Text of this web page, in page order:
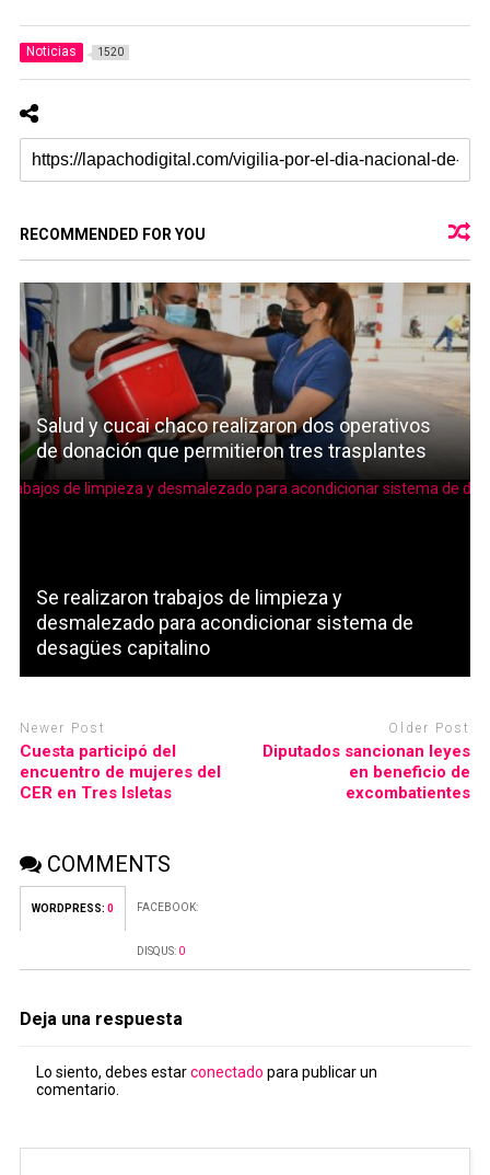
Noticias 1520
RECOMMENDED FOR YOU
Salud y cucai chaco realizaron dos operativos
de donación que permitieron tres trasplantes
Se realizaron trabajos de limpieza y
desmalezado para acondicionar sistema de
desagües capitalino
Newer Post
Cuesta participó del
encuentro de mujeres del
CER en Tres Isletas
Older Post
Diputados sancionan leyes
en beneficio de
excombatientes
COMMENTS
WORDPRESS: 0 FACEBOOK:
DISQUS: 0
Deja una respuesta
Lo siento, debes estarconectado para publicar un
comentario.